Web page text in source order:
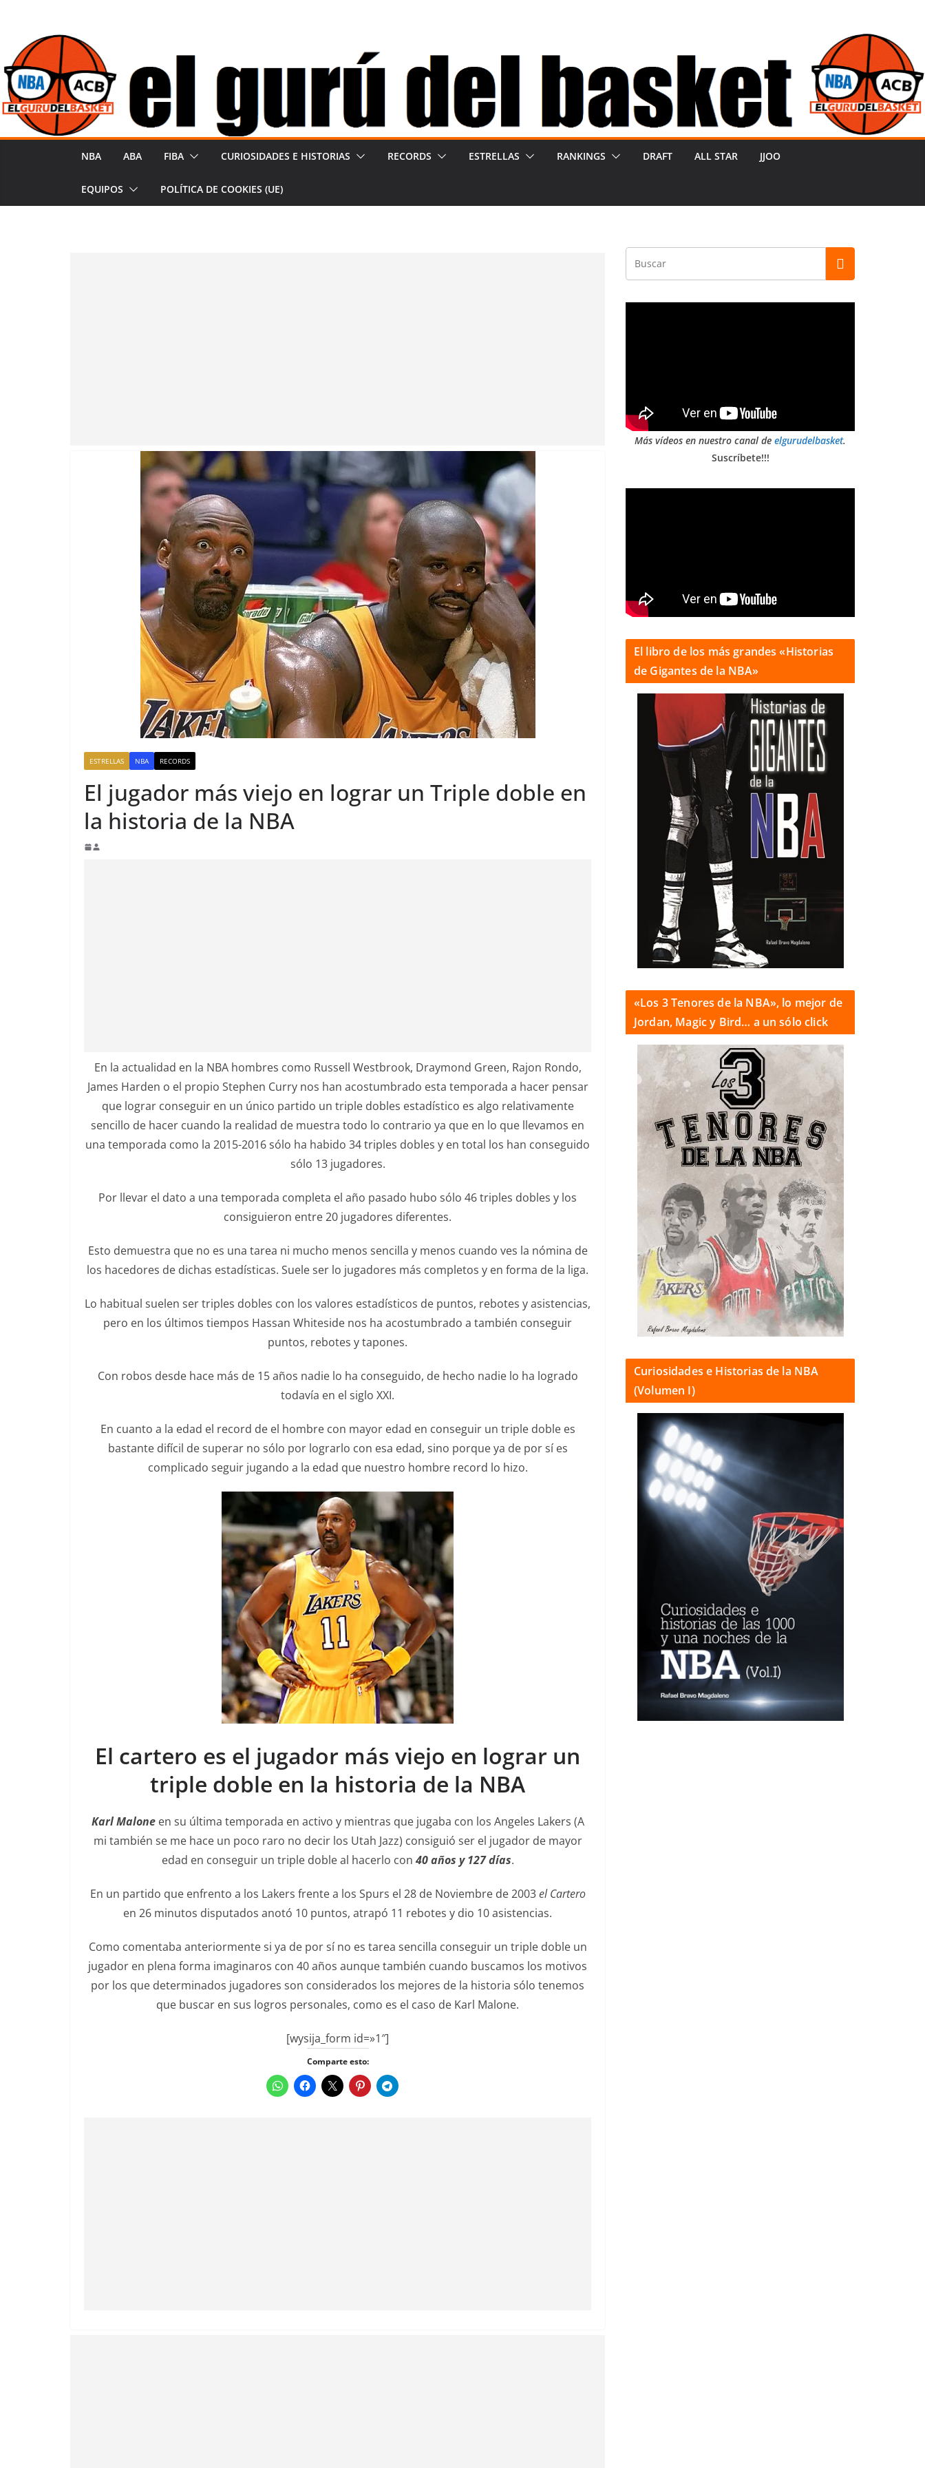
contenido
NBA ABA FIBA CURIOSIDADES E HISTORIAS RECORDS ESTRELLAS RANKINGS DRAFT ALL STAR JJOO
EQUIPOS POLÍTICA DE COOKIES (UE)
ESTRELLAS NBA RECORDS
El jugador más viejo en lograr un Triple doble en
la historia de la NBA
En la actualidad en la NBA hombres como Russell Westbrook, Draymond Green, Rajon Rondo,
James Harden o el propio Stephen Curry nos han acostumbrado esta temporada a hacer pensar
que lograr conseguir en un único partido un triple dobles estadístico es algo relativamente
sencillo de hacer cuando la realidad de muestra todo lo contrario ya que en lo que llevamos en
una temporada como la 2015-2016 sólo ha habido 34 triples dobles y en total los han conseguido
sólo 13 jugadores.
Por llevar el dato a una temporada completa el año pasado hubo sólo 46 triples dobles y los
consiguieron entre 20 jugadores diferentes.
Esto demuestra que no es una tarea ni mucho menos sencilla y menos cuando ves la nómina de
los hacedores de dichas estadísticas. Suele ser lo jugadores más completos y en forma de la liga.
Lo habitual suelen ser triples dobles con los valores estadísticos de puntos, rebotes y asistencias,
pero en los últimos tiempos Hassan Whiteside nos ha acostumbrado a también conseguir
puntos, rebotes y tapones.
Con robos desde hace más de 15 años nadie lo ha conseguido, de hecho nadie lo ha logrado
todavía en el siglo XXI.
En cuanto a la edad el record de el hombre con mayor edad en conseguir un triple doble es
bastante difícil de superar no sólo por lograrlo con esa edad, sino porque ya de por sí es
complicado seguir jugando a la edad que nuestro hombre record lo hizo.
El cartero es el jugador más viejo en lograr un
triple doble en la historia de la NBA
Karl Maloneen su última temporada en activo y mientras que jugaba con los Angeles Lakers (A
mi también se me hace un poco raro no decir los Utah Jazz) consiguió ser el jugador de mayor
edad en conseguir un triple doble al hacerlo con 40 años y 127 días.
En un partido que enfrento a los Lakers frente a los Spurs el 28 de Noviembre de 2003el Cartero
en 26 minutos disputados anotó 10 puntos, atrapó 11 rebotes y dio 10 asistencias.
Como comentaba anteriormente si ya de por sí no es tarea sencilla conseguir un triple doble un
jugador en plena forma imaginaros con 40 años aunque también cuando buscamos los motivos
por los que determinados jugadores son considerados los mejores de la historia sólo tenemos
que buscar en sus logros personales, como es el caso de Karl Malone.
[wysija_form id=»1″]
Comparte esto:
Más vídeos en nuestro canal de elgurudelbasket.
Suscríbete!!!
El libro de los más grandes «Historias
de Gigantes de la NBA»
«Los 3 Tenores de la NBA», lo mejor de
Jordan, Magic y Bird… a un sólo click
Curiosidades e Historias de la NBA
(Volumen I)